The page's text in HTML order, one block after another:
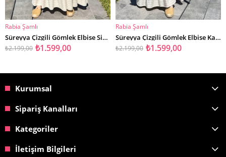
SEPETE EKLE
Rabia Şamlı
Süreyya Çizgili Gömlek Elbise Siyah
₺1.599,00
₺2.199,00
SEPETE EKLE
Rabia Şamlı
Süreyya Çizgili Gömlek Elbise Kahve
₺1.599,00
₺2.199,00
Kurumsal
Sipariş Kanalları
Kategoriler
İletişim Bilgileri